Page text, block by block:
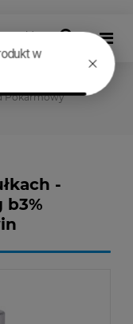
Pokarmowy
-
b3%